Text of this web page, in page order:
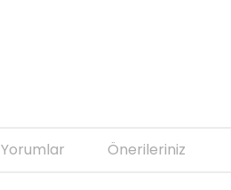
Yorumlar Önerileriniz